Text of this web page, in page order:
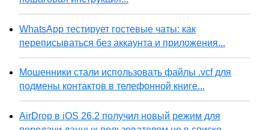
WhatsApp тестирует гостевые чаты: как
переписываться без аккаунта и приложения...
Мошенники стали использовать файлы .vcf для
подмены контактов в телефонной книге...
AirDrop в iOS 26.2 получил новый режим для